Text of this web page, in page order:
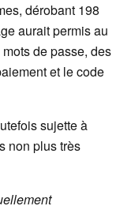
dérobant 198
aurait permis au
de passe, des
et le code
sujette à
non plus très